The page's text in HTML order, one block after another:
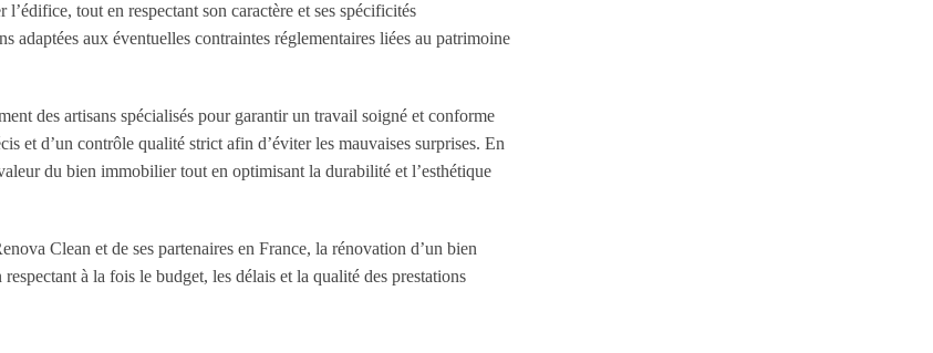
tout en respectant son caractère et ses spécificités
adaptées aux éventuelles contraintes réglementaires liées au patrimoine
des artisans spécialisés pour garantir un travail soigné et conforme
et d’un contrôle qualité strict afin d’éviter les mauvaises surprises. En
du bien immobilier tout en optimisant la durabilité et l’esthétique
Clean et de ses partenaires en France, la rénovation d’un bien
à la fois le budget, les délais et la qualité des prestations